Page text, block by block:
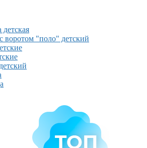
детская
воротом "поло" детский